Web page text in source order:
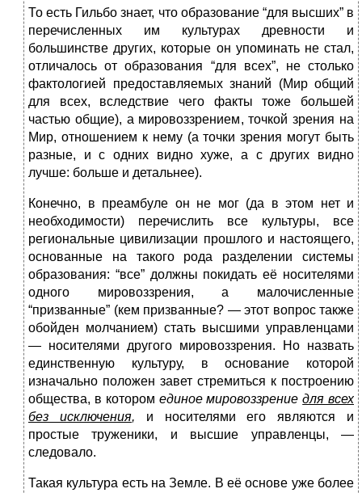
То есть Гильбо знает, что образование “для высших” в
перечисленных им культурах древности и
большинстве других, которые он упоминать не стал,
отличалось от образования “для всех”, не столь­ко
фактологией предоставляемых знаний (Мир общий
для всех, вследствие чего факты тоже большей
частью общие), а мировоззрением, точкой зрения на
Мир, отношением к нему (а точки зрения могут быть
разные, и с одних видно хуже, а с других видно
лучше: больше и детальнее).
Конечно, в преамбуле он не мог (да в этом нет и
необходимости) перечислить все культуры, все
региональные цивилизации прошлого и настоящего,
основанные на такого рода разделении системы
образования: “все” должны покидать её носителями
одного мировоззрения, а малочисленные
“призванные” (кем призванные? — этот вопрос также
обойден молчанием) стать высшими управленцами
— носителями другого мировоззрения. Но назвать
единственную культуру, в основание которой
изначально положен завет стремиться к построению
общества, в котором единое мировоззрениедля всех
без исключения, и носителями его являются и
простые труженики, и высшие управленцы, —
следовало.
Такая культура есть на Земле. В её основе уже более